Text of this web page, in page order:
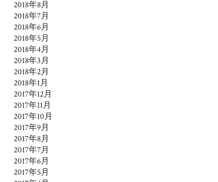
2018年8月
2018年7月
2018年6月
2018年5月
2018年4月
2018年3月
2018年2月
2018年1月
2017年12月
2017年11月
2017年10月
2017年9月
2017年8月
2017年7月
2017年6月
2017年5月